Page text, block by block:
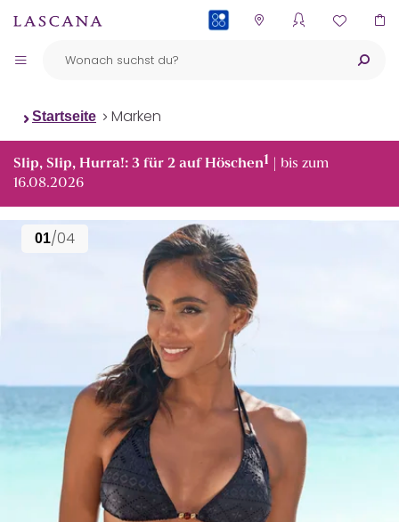
Startseite Marken
Slip, Slip, Hurra!: 3 für 2 auf Höschen1 | bis zum
16.08.2026
01/04